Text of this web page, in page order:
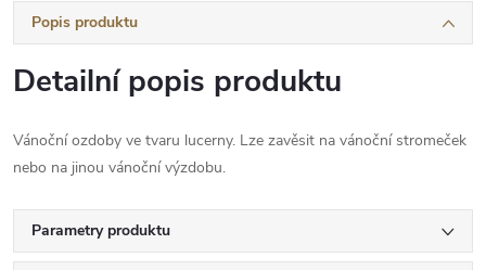
Popis produktu
Detailní popis produktu
Vánoční ozdoby ve tvaru lucerny. Lze zavěsit na vánoční stromeček
nebo na jinou vánoční výzdobu.
Parametry produktu